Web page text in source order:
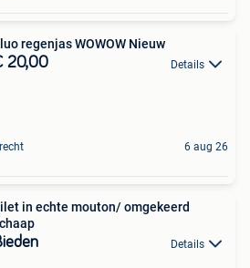
regenjas WOWOW Nieuw
20,00 Details
6 aug 26
in echte mouton/ omgekeerd
Details